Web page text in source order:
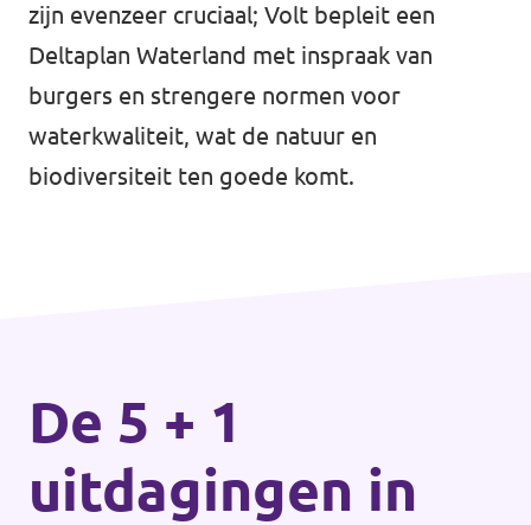
Volt Drenthe
Volt Overijssel
Bekijk alle lokale Volt afdelingen
Nieuws
Agenda
Steun Volt Fryslân!
zijn evenzeer cruciaal; Volt bepleit een
Deltaplan Waterland met inspraak van
burgers en strengere normen voor
waterkwaliteit, wat de natuur en
biodiversiteit ten goede komt.
De 5 + 1
uitdagingen in